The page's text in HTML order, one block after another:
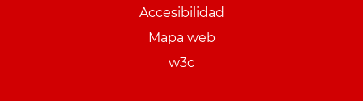
Accesibilidad
Mapa web
w3c